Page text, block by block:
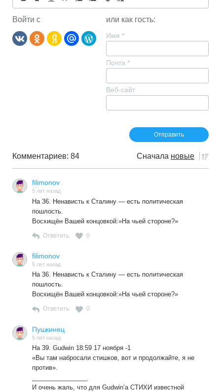
Войти с или как гость:
Имя *
Почта *
Веб-сайт
Комментариев: 84 Сначала новые
filimonov
5 лет назад
На 36. Ненависть к Сталину — есть политическая
пошлость.
Восхищён Вашей концовкой:»На чьей стороне?»
Ответить 0
filimonov
5 лет назад
На 36. Ненависть к Сталину — есть политическая
пошлость.
Восхищён Вашей концовкой:»На чьей стороне?»
Ответить 0
Пушкинец
5 лет назад
На 39. Gudwin 18:59 17 ноября -1
«Вы там набросали стишков, вот и продолжайте, я не
против».
И очень жаль, что для Gudwin’а СТИХИ известной